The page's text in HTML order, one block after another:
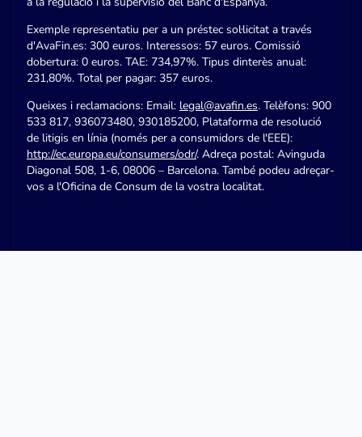
Exemple representatiu per a un préstec sol·licitat a través
d'AvaFin.es: 300 euros. Interessos: 57 euros. Comissió
dobertura: 0 euros. TAE: 734,97%. Tipus dinterès anual:
231,80%. Total per pagar: 357 euros.
Queixes i reclamacions: Email: legal@avafin.es. Telèfons: 900
533 817, 936073480, 930185200, Plataforma de resolució
de litigis en línia (només per a consumidors de l'EEE):
http://ec.europa.eu/consumers/odr/. Adreça postal: Avinguda
Diagonal 508, 1-6, 08006 – Barcelona. També podeu adreçar-
vos a l'Oficina de Consum de la vostra localitat.